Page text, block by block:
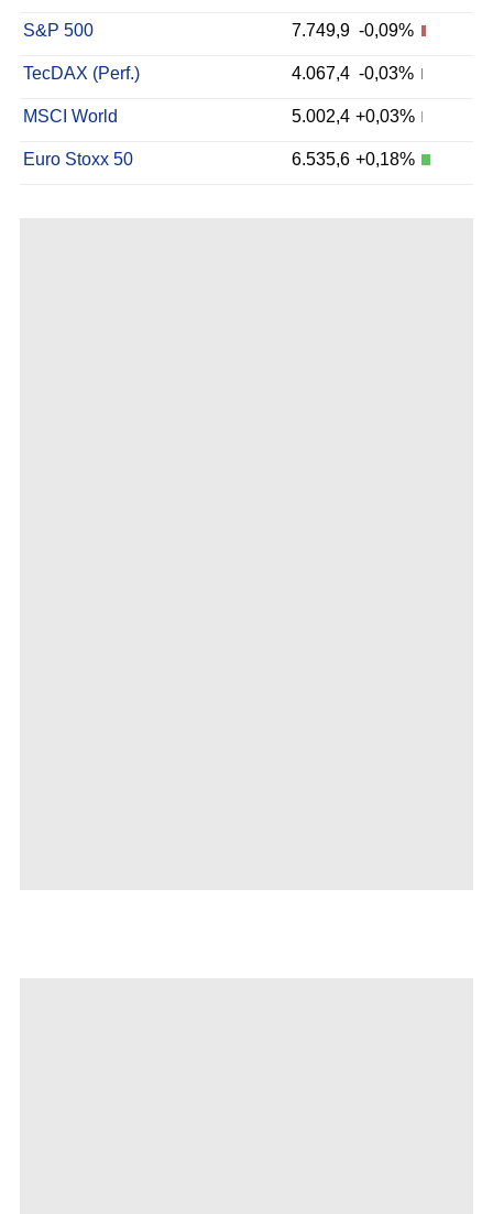
S&P 500 7.749,9 -0,09%
TecDAX (Perf.) 4.067,4 -0,03%
MSCI World 5.002,4 +0,03%
Euro Stoxx 50 6.535,6 +0,18%